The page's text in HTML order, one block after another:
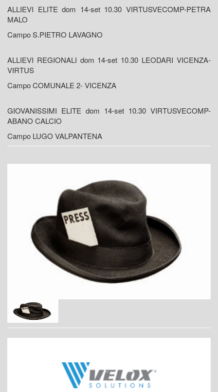
ALLIEVI ELITE dom 14-set 10.30 VIRTUSVECOMP-PETRA
MALO
Campo S.PIETRO LAVAGNO
ALLIEVI REGIONALI dom 14-set 10.30 LEODARI VICENZA-
VIRTUS
Campo COMUNALE 2- VICENZA
GIOVANISSIMI ELITE dom 14-set 10.30 VIRTUSVECOMP-
ABANO CALCIO
Campo LUGO VALPANTENA